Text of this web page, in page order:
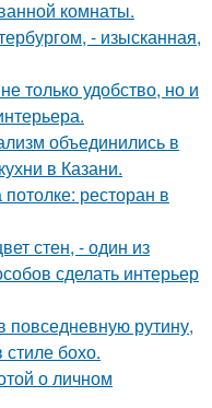
комнаты.
- изысканная,
только удобство, но и
объединились в
в Казани.
ресторан в
стен, - один из
сделать интерьер
повседневную рутину,
бохо.
о личном